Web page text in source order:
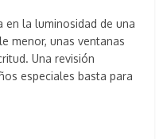
en la luminosidad de una
menor, unas ventanas
Una revisión
especiales basta para